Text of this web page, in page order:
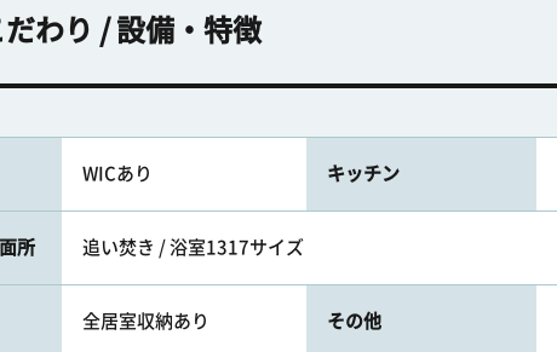
わり / 設備・特徴
WICあり キッチン
所 追い焚き / 浴室1317サイズ
全居室収納あり その他